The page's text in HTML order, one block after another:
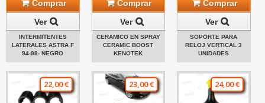
Comprar
Ver
INTERMITENTES
LATERALES ASTRA F
94-98- NEGRO
Comprar
Ver
CERAMICO EN SPRAY
CERAMIC BOOST
KENOTEK
Comprar
Ver
SOPORTE PARA
RELOJ VERTICAL 3
UNIDADES
22,00 € 23,00 € 24,00 €